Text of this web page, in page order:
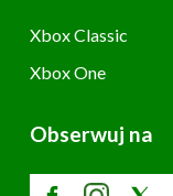
Xbox Classic
Xbox One
Obserwuj na